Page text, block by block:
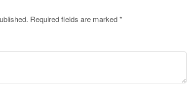
Required fields are marked*